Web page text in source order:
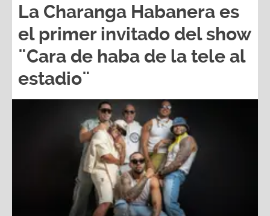
La Charanga Habanera es
el primer invitado del show
¨Cara de haba de la tele al
estadio¨